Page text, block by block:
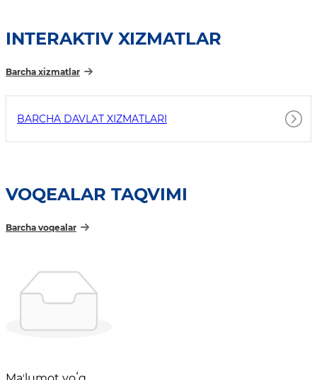
INTERAKTIV XIZMATLAR
Barcha xizmatlar
BARCHA DAVLAT XIZMATLARI
VOQEALAR TAQVIMI
Barcha voqealar